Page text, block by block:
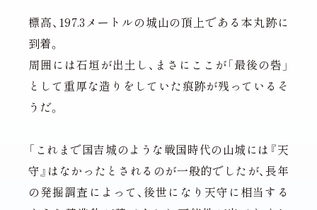
標高、197.3メートルの城山の頂上である本丸跡に
到着。
周囲には石垣が出土し、まさにここが「最後の砦」
として重厚な造りをしていた痕跡が残っているそ
うだ。
「これまで国吉城のような戦国時代の山城には『天
守』はなかったとされるのが一般的でしたが、長年
の発掘調査によって、後世になり天守に相当する